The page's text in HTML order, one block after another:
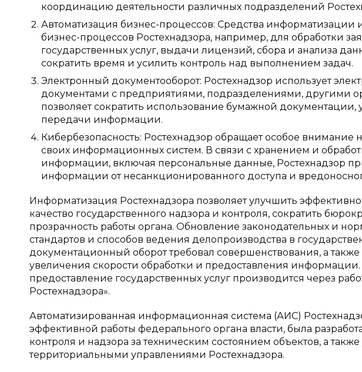
координацию деятельности различных подразделений
Автоматизация бизнес-процессов: Средства информатизации
бизнес-процессов Ростехнадзора, например, для обработки
государственных услуг, выдачи лицензий, сбора и анализа
сократить время и усилить контроль над выполнением задач.
Электронный документооборот: Ростехнадзор использует
документами с предприятиями, подразделениями, другими
позволяет сократить использование бумажной документации,
передачи информации.
Кибербезопасность: Ростехнадзор обращает особое внимание
своих информационных систем. В связи с хранением и
информации, включая персональные данные, Ростехнадзор
информации от несанкционированного доступа и
Информатизация Ростехнадзора позволяет улучшить
качество государственного надзора и контроля, сократить
прозрачность работы органа. Обновление законодательных и
стандартов и способов ведения делопроизводства в
документационный оборот требовал совершенствования, а
увеличения скорости обработки и предоставления
предоставление государственных услуг производится через
Ростехнадзора».
Автоматизированная информационная система (АИС)
эффективной работы федерального органа власти, была
контроля и надзора за техническим состоянием объектов, а
территориальными управлениями Ростехнадзора.